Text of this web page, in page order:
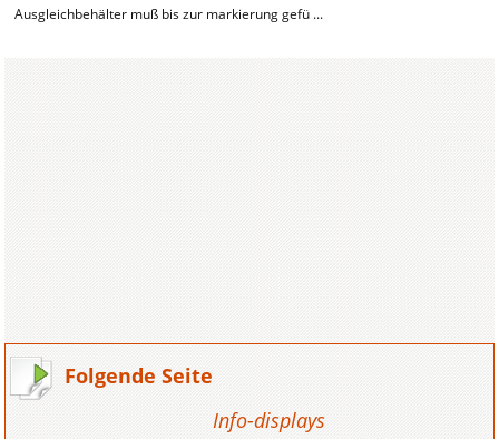
Ausgleichbehälter muß bis zur markierung gefü ...
Folgende Seite
Info-displays